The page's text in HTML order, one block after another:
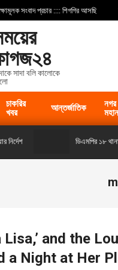
সংবাদ প্রচার :::: শিগগির আসছি
সাদা বলি কালোকে
চাকরির
খবর
আন্তর্জাতিক
নগর
ডিএমপির ১৮ থানার
and the
a Night at Her